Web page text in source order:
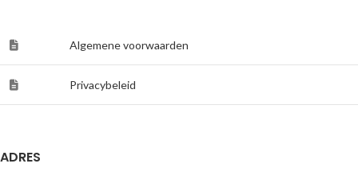
Algemene voorwaarden
Privacybeleid
ADRES